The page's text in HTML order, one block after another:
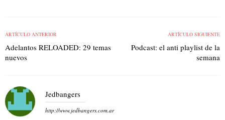
ARTÍCULO ANTERIOR
Adelantos RELOADED: 29 temas
nuevos
ARTÍCULO SIGUIENTE
Podcast: el anti playlist de la
semana
Jedbangers
http://www.jedbangers.com.ar